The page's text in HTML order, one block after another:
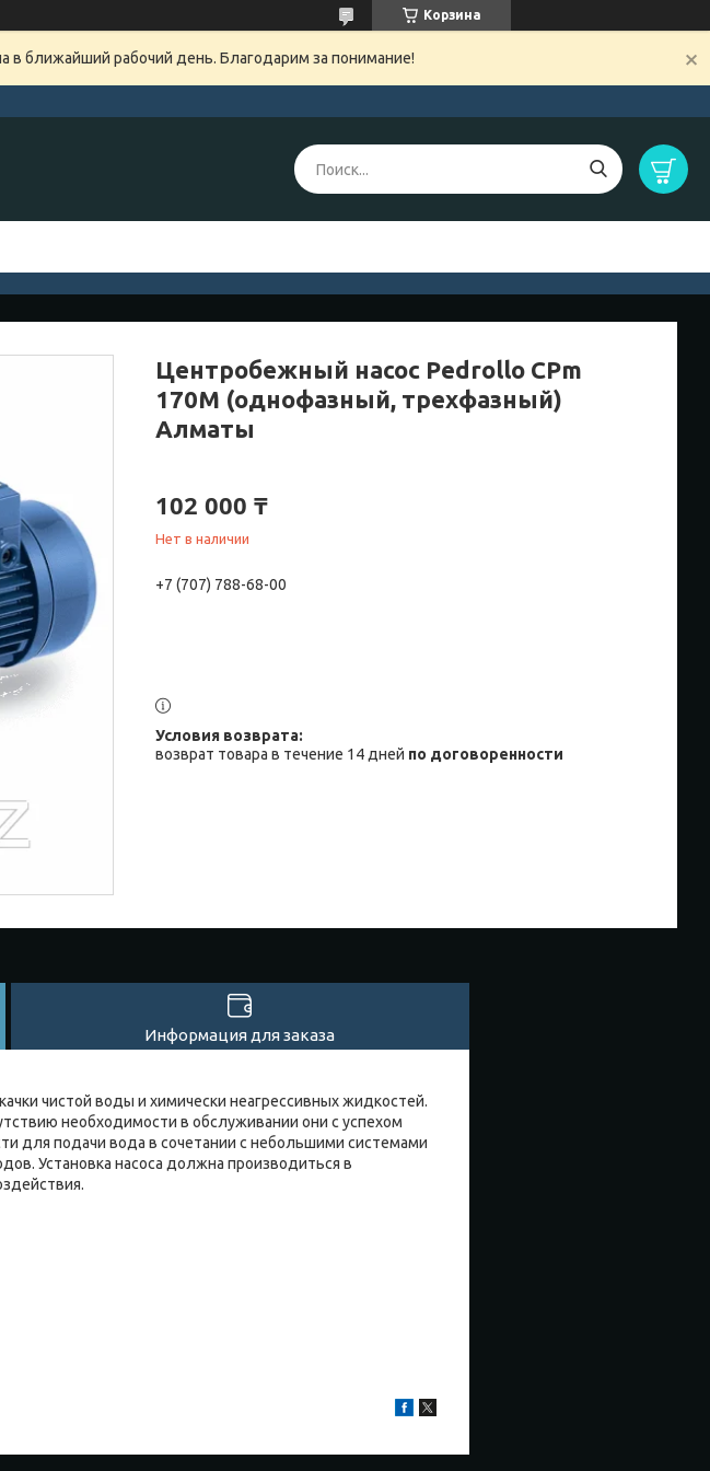
Корзина
в ближайший рабочий день. Благодарим за понимание!
Центробежный насос Pedrollo CPm
170M (однофазный, трехфазный)
Алматы
102 000 ₸
Нет в наличии
+7 (707) 788-68-00
возврат товара в течение 14 дней по договоренности
Информация для заказа
чистой воды и химически неагрессивных жидкостей.
необходимости в обслуживании они с успехом
для подачи вода в сочетании с небольшими системами
Установка насоса должна производиться в